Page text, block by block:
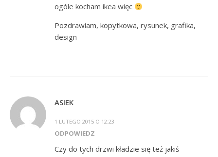
ogóle kocham ikea więc
Pozdrawiam, kopytkowa, rysunek, grafika,
design
ASIEK
1 LUTEGO 2015 O 12:23
ODPOWIEDZ
Czy do tych drzwi kładzie się też jakiś